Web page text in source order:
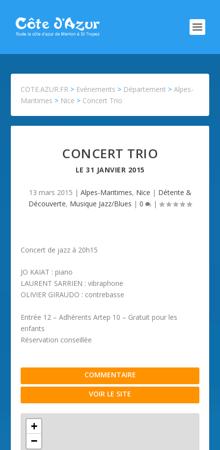
COTE.AZUR.FR > Evénements > Département >Alpes-
Maritimes > Nice > Concert Trio
CONCERT TRIO
LE 31 JANVIER 2015
13 mars 2015 | Alpes-Maritimes, Nice | Détente &
Découverte, Musique Jazz/Blues | 0 |
Concert de jazz à 20h15
JO KAIAT : piano
LAURENT SARRIEN : vibraphone
OLIVIER GIRAUDO : contrebasse
Entrée 12 – Adhérents Artep 10 – Gratuit pour les
enfants
Réservation conseillée
COMMENTAIRE
VOIR LE SITE
+
−